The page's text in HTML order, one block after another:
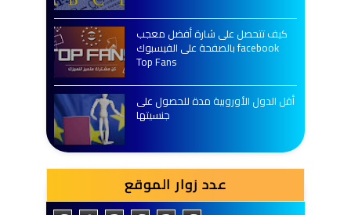
كيف تتحصل على شارة أفضل معجب
بالصفحة على الفيسبوك facebook
Top Fans
أقل الدول الأوروبية مدة للحصول على
جنسيتها
عدد زوار الموقع